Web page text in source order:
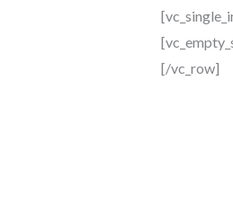
[/vc_row]